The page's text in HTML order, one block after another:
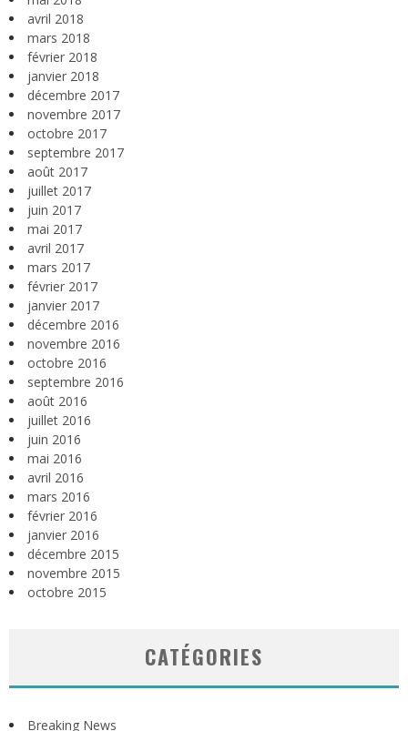
avril 2018
mars 2018
février 2018
janvier 2018
décembre 2017
novembre 2017
octobre 2017
septembre 2017
août 2017
juillet 2017
juin 2017
mai 2017
avril 2017
mars 2017
février 2017
janvier 2017
décembre 2016
novembre 2016
octobre 2016
septembre 2016
août 2016
juillet 2016
juin 2016
mai 2016
avril 2016
mars 2016
février 2016
janvier 2016
décembre 2015
novembre 2015
octobre 2015
CATÉGORIES
Breaking News